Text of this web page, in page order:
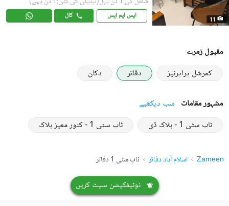
11 ایس ایم ایس کال
مقبول زمرے
کمرشل پراپرٹیز
دفاتر دکان
مشہور مقامات سب دیکھیے
ٹاپ سٹی 1 - بلاک ڈی
ٹاپ سٹی 1 - کنور معیز بلاک
Zameen اسلام آباد دفاتر ٹاپ سٹی 1 دفاتر
نوٹیفکیشن سیٹ کریں